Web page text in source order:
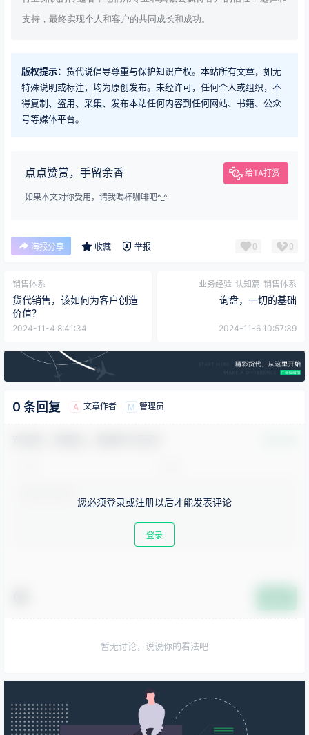
支持，最终实现个人和客户的共同成长和成功。
版权提示： 货代说倡导尊重与保护知识产权。本站所有文章，如无
特殊说明或标注，均为原创发布。未经许可，任何个人或组织，不
得复制、盗用、采集、发布本站任何内容到任何网站、书籍、公众
号等媒体平台。
点点赞赏，手留余香 给TA打赏
如果本文对你受用，请我喝杯咖啡吧^_^
海报分享 收藏 举报 0 0
销售体系
货代销售，该如何为客户创造
价值？
2024-11-4 8:41:34
业务经验 认知篇 销售体系
询盘，一切的基础
2024-11-6 10:57:39
0 条回复 A 文章作者 M 管理员
您必须登录或注册以后才能发表评论
登录
暂无讨论，说说你的看法吧